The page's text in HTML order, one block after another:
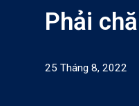
Phải
25 Tháng 8, 2022